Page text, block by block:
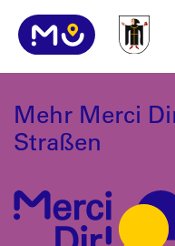
Mehr Merci
Straßen